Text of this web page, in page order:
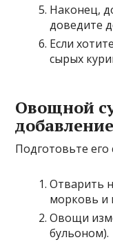
Наконец,
доведите
Если
сырых
Овощной
Подготовьте
Отварить
морковь и
Овощи
бульоном).